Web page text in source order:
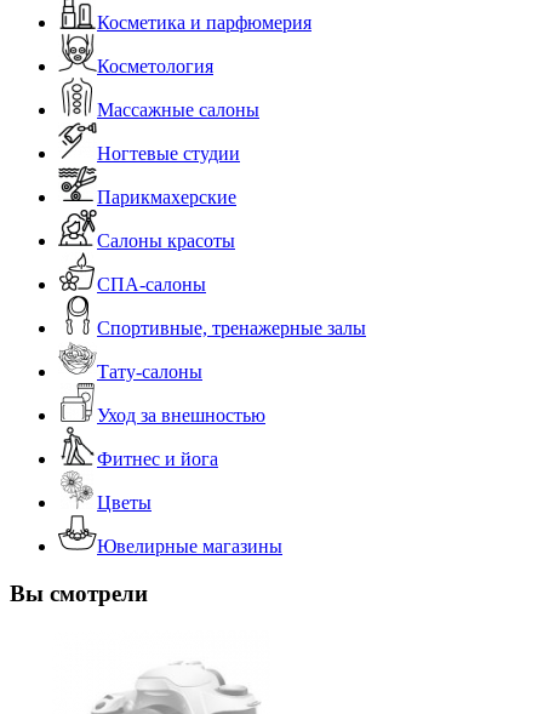
Косметика и парфюмерия
Косметология
Массажные салоны
Ногтевые студии
Парикмахерские
Салоны красоты
СПА-салоны
Спортивные, тренажерные залы
Тату-салоны
Уход за внешностью
Фитнес и йога
Цветы
Ювелирные магазины
Вы смотрели